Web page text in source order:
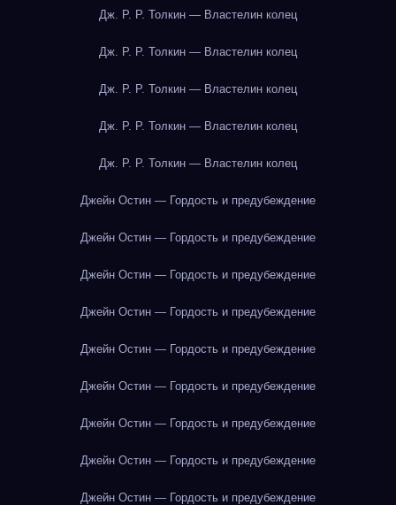
Дж. Р. Р. Толкин — Властелин колец
Дж. Р. Р. Толкин — Властелин колец
Дж. Р. Р. Толкин — Властелин колец
Дж. Р. Р. Толкин — Властелин колец
Дж. Р. Р. Толкин — Властелин колец
Джейн Остин — Гордость и предубеждение
Джейн Остин — Гордость и предубеждение
Джейн Остин — Гордость и предубеждение
Джейн Остин — Гордость и предубеждение
Джейн Остин — Гордость и предубеждение
Джейн Остин — Гордость и предубеждение
Джейн Остин — Гордость и предубеждение
Джейн Остин — Гордость и предубеждение
Джейн Остин — Гордость и предубеждение